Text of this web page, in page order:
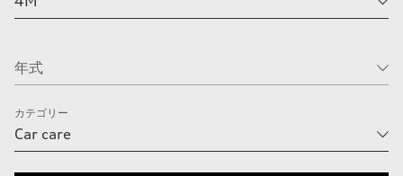
カテゴリー